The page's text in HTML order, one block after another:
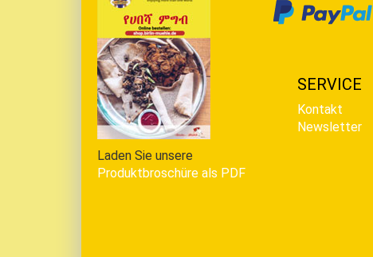
Laden Sie unsere
Produktbroschüre als PDF
SERVICE
Kontakt
Newsletter